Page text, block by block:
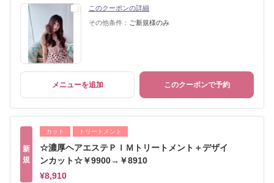
このクーポンの詳細
その他条件： ご新規様のみ
メニューを追加 このクーポンで予約
新
規
カット トリートメント
☆濃厚ヘアエステＰＩＭトリートメント＋デザイ
ンカット☆￥9900→￥8910
¥8,910